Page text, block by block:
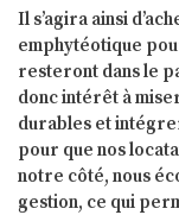
Il s’agira ainsi
emphytéotique
resteront dans le
donc intérêt à
durables et
pour que nos
notre côté, nous
gestion, ce qui